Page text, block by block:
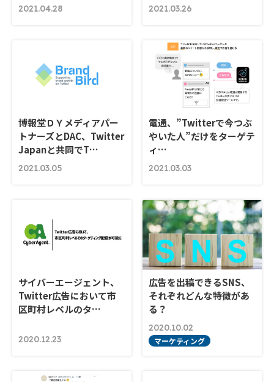
2021.04.28 2021.03.26
博報堂ＤＹメディアパー
トナーズとDAC、Twitter
Japanと共同でT…
2021.03.05
電通、”Twitterで今つぶ
やいた人”だけをターゲテ
ィ…
2021.03.03
サイバーエージェント、
Twitter広告において市
区町村レベルのタ…
2020.12.23
広告を出稿できるSNS、
それぞれどんな特徴があ
る？
2020.10.02
マーケティング